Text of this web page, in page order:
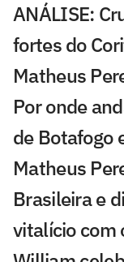
ANÁLISE:
fortes do
Matheus
Por onde
de Botafogo
Matheus
Brasileira e
vitalício com